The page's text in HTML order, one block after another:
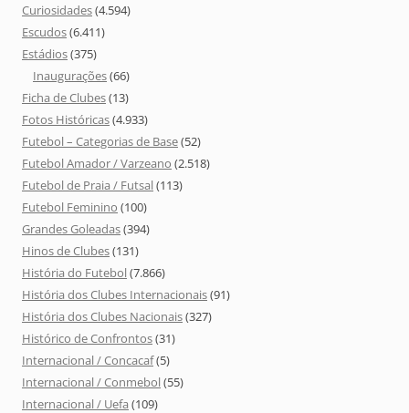
Curiosidades(4.594)
Escudos(6.411)
Estádios(375)
Inaugurações(66)
Ficha de Clubes(13)
Fotos Históricas(4.933)
Futebol – Categorias de Base(52)
Futebol Amador / Varzeano (2.518)
Futebol de Praia / Futsal(113)
Futebol Feminino (100)
Grandes Goleadas(394)
Hinos de Clubes(131)
História do Futebol(7.866)
História dos Clubes Internacionais(91)
História dos Clubes Nacionais(327)
Histórico de Confrontos(31)
Internacional / Concacaf(5)
Internacional / Conmebol(55)
Internacional / Uefa (109)